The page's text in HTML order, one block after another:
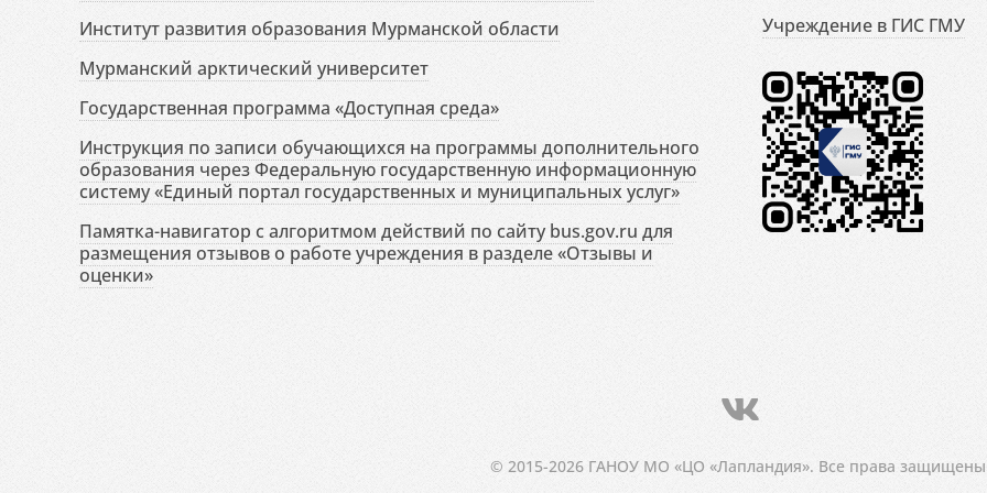
Институт развития образования Мурманской области
Мурманский арктический университет
Государственная программа «Доступная среда»
Инструкция по записи обучающихся на программы дополнительного
образования через Федеральную государственную информационную
систему «Единый портал государственных и муниципальных услуг»
Памятка-навигатор с алгоритмом действий по сайту bus.gov.ru для
размещения отзывов о работе учреждения в разделе «Отзывы и
оценки»
Учреждение в ГИС ГМУ
© 2015-2026 ГАНОУ МО «ЦО «Лапландия». Все права